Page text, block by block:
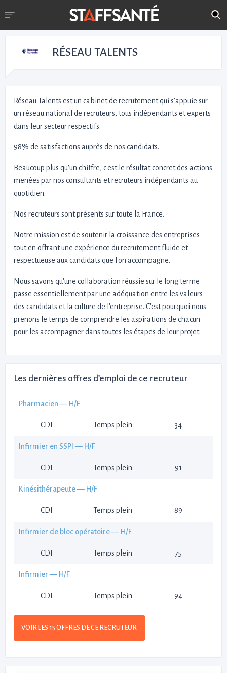
RÉSEAU TALENTS
Réseau Talents est un cabinet de recrutement qui s’appuie sur
un réseau national de recruteurs, tous indépendants et experts
dans leur secteur respectifs.
98% de satisfactions auprès de nos candidats.
Beaucoup plus qu'un chiffre, c'est le résultat concret des actions
menées par nos consultants et recruteurs indépendants au
quotidien.
Nos recruteurs sont présents sur toute la France.
Notre mission est de soutenir la croissance des entreprises
tout en offrant une expérience du recrutement fluide et
respectueuse aux candidats que l'on accompagne.
Nous savons qu'une collaboration réussie sur le long terme
passe essentiellement par une adéquation entre les valeurs
des candidats et la culture de l'entreprise. C'est pourquoi nous
prenons le temps de comprendre les aspirations de chacun
pour les accompagner dans toutes les étapes de leur projet.
Les dernières offres d’emploi de ce recruteur
Pharmacien — H/F
CDI Temps plein 34
Infirmier en SSPI — H/F
CDI Temps plein 91
Kinésithérapeute — H/F
CDI Temps plein 89
Infirmier de bloc opératoire — H/F
CDI Temps plein 75
Infirmier — H/F
CDI Temps plein 94
VOIR LES 15 OFFRES DE CE RECRUTEUR